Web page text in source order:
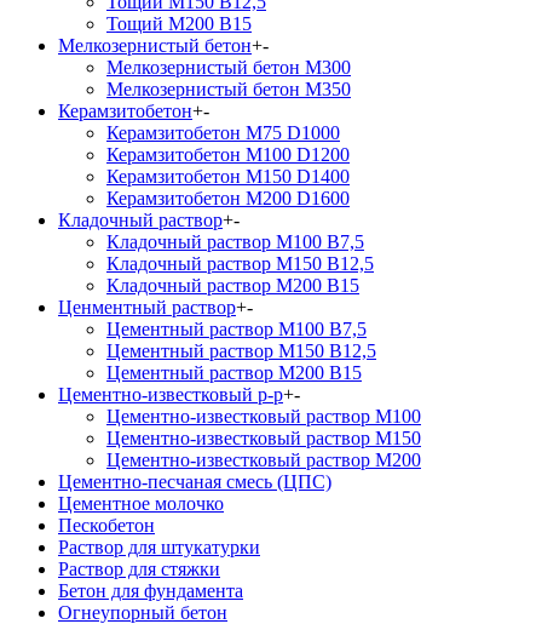
Тощий М200 В15
Мелкозернистый бетон+-
Мелкозернистый бетон М300
Мелкозернистый бетон М350
Керамзитобетон+-
Керамзитобетон М75 D1000
Керамзитобетон М100 D1200
Керамзитобетон М150 D1400
Керамзитобетон М200 D1600
Кладочный раствор+-
Кладочный раствор М100 В7,5
Кладочный раствор М150 В12,5
Кладочный раствор М200 В15
Ценментный раствор+-
Цементный раствор М100 B7,5
Цементный раствор М150 B12,5
Цементный раствор М200 B15
Цементно-известковый р-р+-
Цементно-известковый раствор М100
Цементно-известковый раствор М150
Цементно-известковый раствор М200
Цементно-песчаная смесь (ЦПС)
Цементное молочко
Пескобетон
Раствор для штукатурки
Раствор для стяжки
Бетон для фундамента
Огнеупорный бетон